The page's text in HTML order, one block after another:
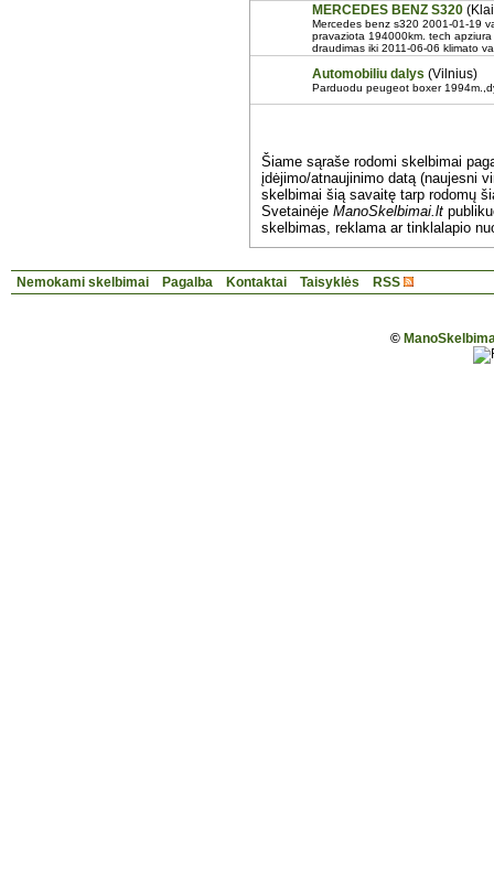
MERCEDES BENZ S320
Mercedes benz s320 2001-01-19
pravaziota 194000km. tech
draudimas iki 2011-06-06 klimato
Automobiliu dalys (Vilnius)
Parduodu peugeot boxer
Šiame sąraše rodomi skelbimai
įdėjimo/atnaujinimo datą (naujesni
skelbimai šią savaitę tarp rodomų
Svetainėje ManoSkelbimai.lt
skelbimas, reklama ar tinklalapio
Nemokami skelbimai Pagalba Kontaktai Taisyklės RSS
©